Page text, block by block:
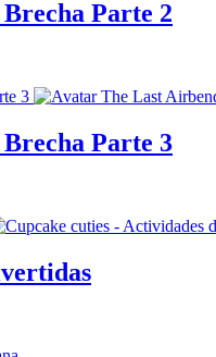
Parte 2
Parte 3